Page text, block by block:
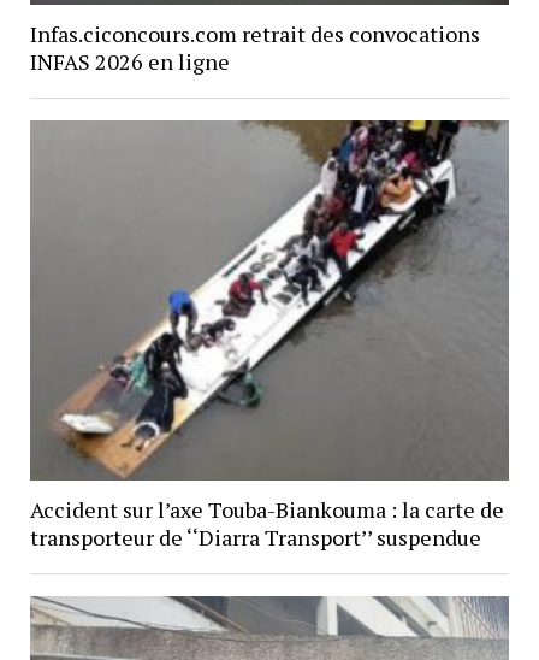
Infas.ciconcours.com retrait des convocations
INFAS 2026 en ligne
Accident sur l’axe Touba-Biankouma : la carte de
transporteur de ‘‘Diarra Transport’’ suspendue